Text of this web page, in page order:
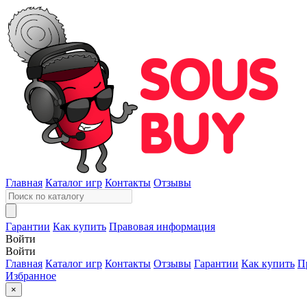
Главная Каталог игр Контакты Отзывы
Гарантии Как купить Правовая информация
Войти
Войти
Главная Каталог игр Контакты Отзывы Гарантии Как купить
Избранное
×